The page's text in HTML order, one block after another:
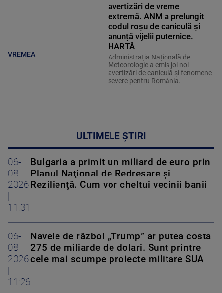
VREMEA
avertizări de vreme
extremă. ANM a prelungit
codul roșu de caniculă și
anunță vijelii puternice.
HARTĂ
Administrația Națională de
Meteorologie a emis joi noi
avertizări de caniculă și fenomene
severe pentru România.
ULTIMELE ȘTIRI
06-
08-
2026
11:31
Bulgaria a primit un miliard de euro prin
Planul Naţional de Redresare şi
Rezilienţă. Cum vor cheltui vecinii banii
06-
08-
2026
11:26
Navele de război „Trump” ar putea costa
275 de miliarde de dolari. Sunt printre
cele mai scumpe proiecte militare SUA